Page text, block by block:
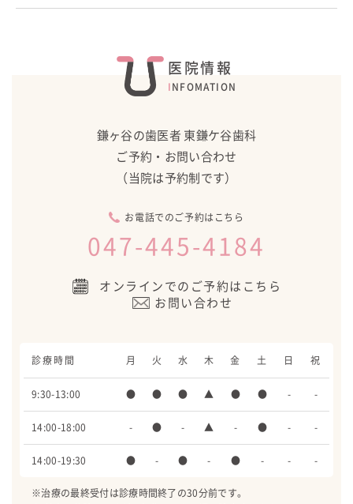
医院情報
INFOMATION
鎌ヶ谷の歯医者 東鎌ケ谷歯科
ご予約・お問い合わせ
（当院は予約制です）
お電話でのご予約はこちら
047-445-4184
オンラインでのご予約はこちら
お問い合わせ
診療時間 月 火 水 木 金 土 日 祝
9:30-13:00 ● ● ● ▲ ● ● - -
14:00-18:00 - ● - ▲ - ● - -
14:00-19:30 ● - ● - ● - - -
※治療の最終受付は診療時間終了の30分前です。